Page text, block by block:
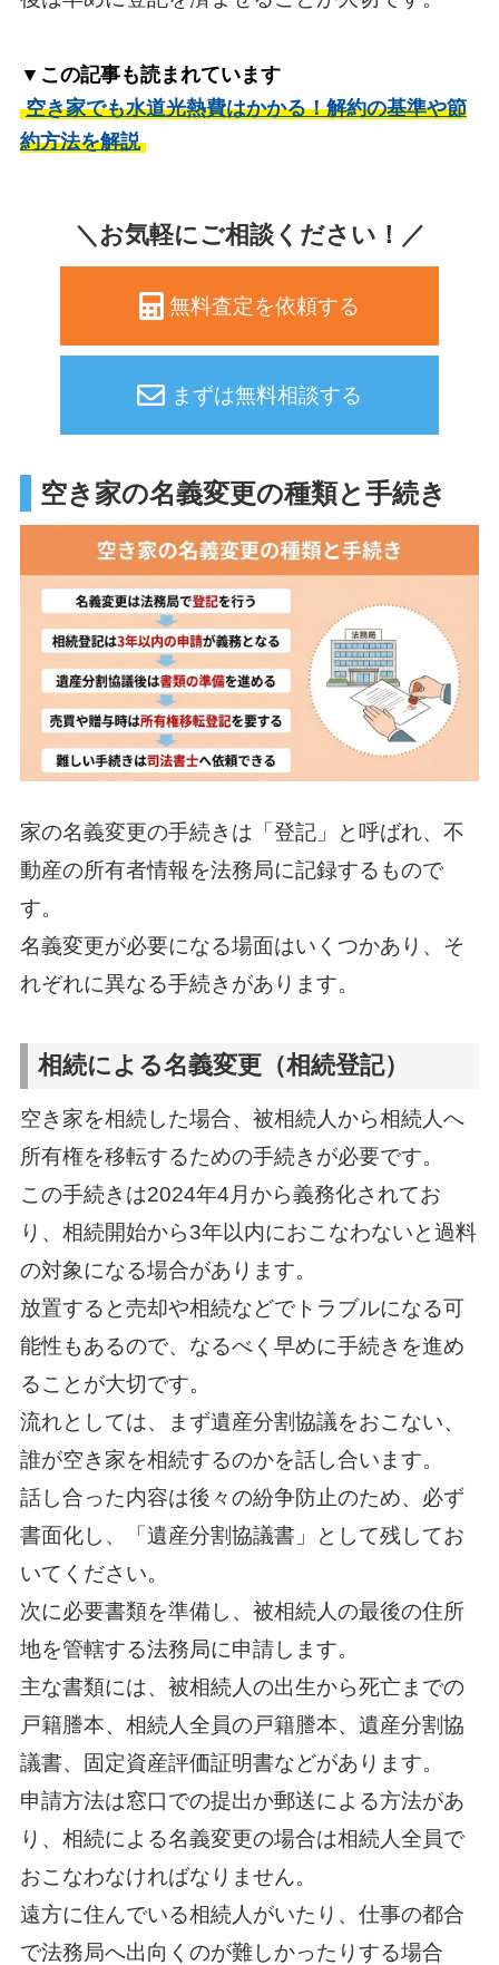
▼この記事も読まれています
空き家でも水道光熱費はかかる！解約の基準や節
約方法を解説
＼お気軽にご相談ください！／
無料査定を依頼する
まずは無料相談する
空き家の名義変更の種類と手続き
家の名義変更の手続きは「登記」と呼ばれ、不
動産の所有者情報を法務局に記録するもので
す。
名義変更が必要になる場面はいくつかあり、そ
れぞれに異なる手続きがあります。
相続による名義変更（相続登記）
空き家を相続した場合、被相続人から相続人へ
所有権を移転するための手続きが必要です。
この手続きは2024年4月から義務化されてお
り、相続開始から3年以内におこなわないと過料
の対象になる場合があります。
放置すると売却や相続などでトラブルになる可
能性もあるので、なるべく早めに手続きを進め
ることが大切です。
流れとしては、まず遺産分割協議をおこない、
誰が空き家を相続するのかを話し合います。
話し合った内容は後々の紛争防止のため、必ず
書面化し、「遺産分割協議書」として残してお
いてください。
次に必要書類を準備し、被相続人の最後の住所
地を管轄する法務局に申請します。
主な書類には、被相続人の出生から死亡までの
戸籍謄本、相続人全員の戸籍謄本、遺産分割協
議書、固定資産評価証明書などがあります。
申請方法は窓口での提出か郵送による方法があ
り、相続による名義変更の場合は相続人全員で
おこなわなければなりません。
遠方に住んでいる相続人がいたり、仕事の都合
で法務局へ出向くのが難しかったりする場合